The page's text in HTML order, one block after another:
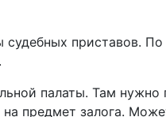
приставов.
палаты. Там
предмет залога.